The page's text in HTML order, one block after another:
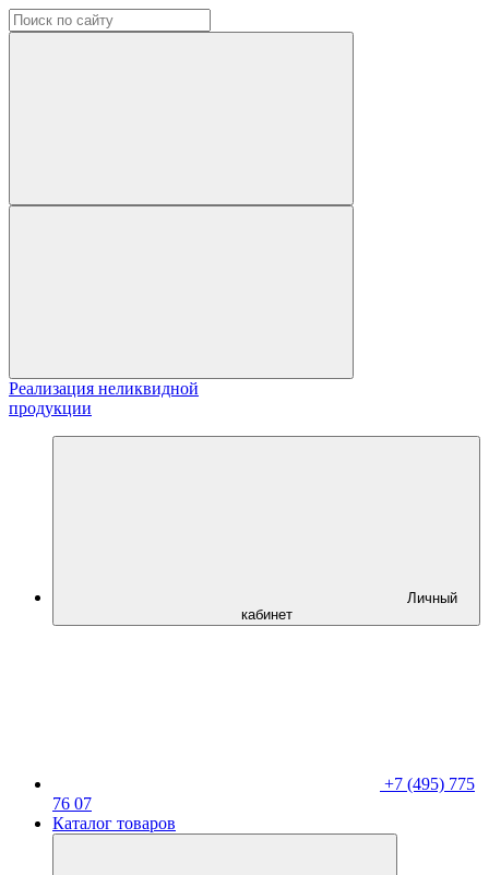
Реализация неликвидной
продукции
Личный
кабинет
+7 (495) 775
76 07
Каталог товаров